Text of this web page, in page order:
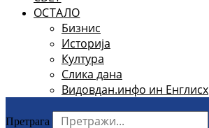
ОСТАЛО
Бизнис
Историја
Култура
Слика дана
Видовдан.инфо ин Енглисх
Претрага